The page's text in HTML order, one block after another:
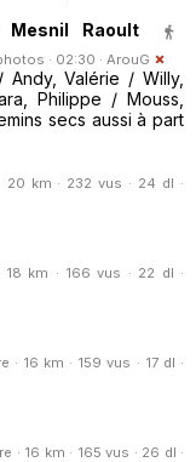
Mesnil Raoult
· 02:30 · ArouG
Andy, Valérie / Willy,
Philippe / Mouss,
secs aussi à part
20 km · 232 vus · 24 dl ·
18 km · 166 vus · 22 dl ·
16 km · 159 vus · 17 dl ·
· 16 km · 165 vus · 26 dl ·